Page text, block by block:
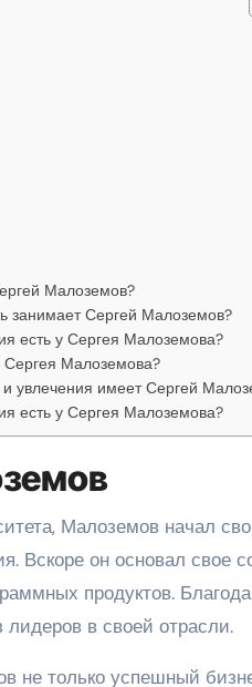
Малоземов?
занимает Сергей Малоземов?
есть у Сергея Малоземова?
Сергея Малоземова?
увлечения имеет Сергей
есть у Сергея Малоземова?
Малоземов начал
Вскоре он основал
продуктов.
в своей отрасли.
не только успешный